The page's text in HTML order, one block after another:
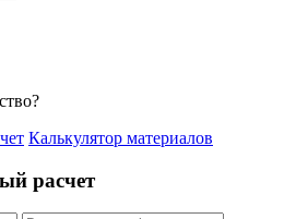
Калькулятор материалов
расчет